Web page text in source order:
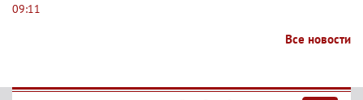
09:11
Все новости